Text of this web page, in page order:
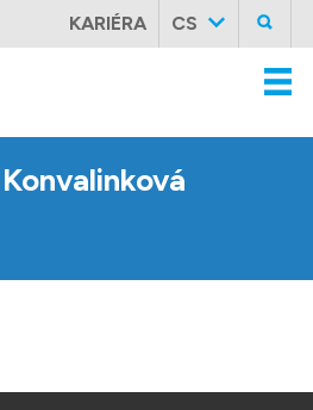
KARIÉRA CS
Konvalinková